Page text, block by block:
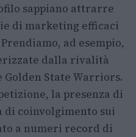
sappiano attrarre
di marketing efficaci
ad esempio,
dalla rivalità
State Warriors.
la presenza di
di coinvolgimento sui
a numeri record di